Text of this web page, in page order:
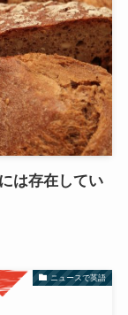
は存在してい
ニュースで英語